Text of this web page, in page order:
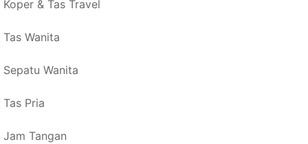
Koper & Tas Travel
Tas Wanita
Sepatu Wanita
Tas Pria
Jam Tangan